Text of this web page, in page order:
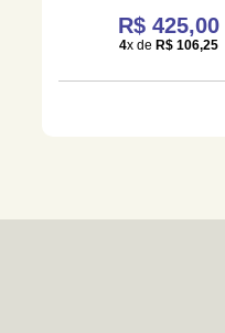
R$ 425,00
4x de R$ 106,25